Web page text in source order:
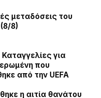
μεταδόσεις του
8)
Καταγγελίες για
που
από την UEFA
η αιτία θανάτου